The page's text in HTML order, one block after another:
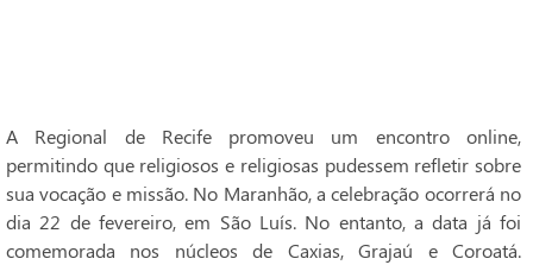
A Regional de Recife promoveu um encontro online,
permitindo que religiosos e religiosas pudessem refletir sobre
sua vocação e missão. No Maranhão, a celebração ocorrerá no
dia 22 de fevereiro, em São Luís. No entanto, a data já foi
comemorada nos núcleos de Caxias, Grajaú e Coroatá.